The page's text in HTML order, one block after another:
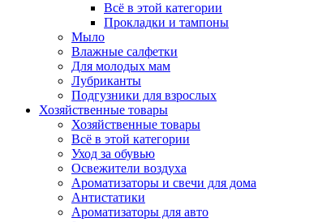
Всё в этой категории
Прокладки и тампоны
Мыло
Влажные салфетки
Для молодых мам
Лубриканты
Подгузники для взрослых
Хозяйственные товары
Хозяйственные товары
Всё в этой категории
Уход за обувью
Освежители воздуха
Ароматизаторы и свечи для дома
Антистатики
Ароматизаторы для авто